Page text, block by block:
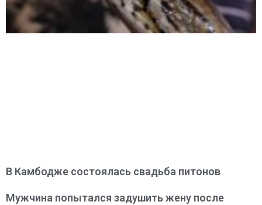
В Камбодже состоялась свадьба питонов
Мужчина попытался задушить жену после